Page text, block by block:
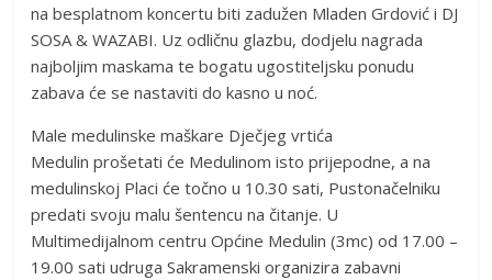
na besplatnom koncertu biti zadužen Mladen Grdović i DJ
SOSA & WAZABI. Uz odličnu glazbu, dodjelu nagrada
najboljim maskama te bogatu ugostiteljsku ponudu
zabava će se nastaviti do kasno u noć.
Male medulinske maškare Dječjeg vrtića
Medulin prošetati će Medulinom isto prijepodne, a na
medulinskoj Placi će točno u 10.30 sati, Pustonačelniku
predati svoju malu šentencu na čitanje. U
Multimedijalnom centru Općine Medulin (3mc) od 17.00 –
19.00 sati udruga Sakramenski organizira zabavni